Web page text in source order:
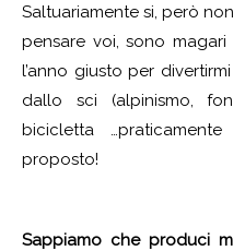
Saltuariamente si, però
pensare voi, sono
l’anno giusto per
dallo sci (alpinismo,
bicicletta
proposto!
Sappiamo che produci